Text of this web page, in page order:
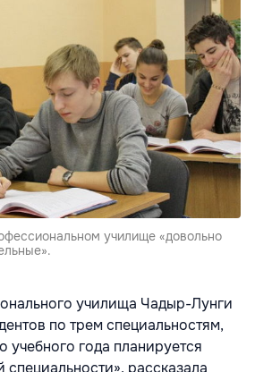
училище «довольно
училища Чадыр-Лунги
по трем специальностям,
учебного года планируется
специальности», рассказала